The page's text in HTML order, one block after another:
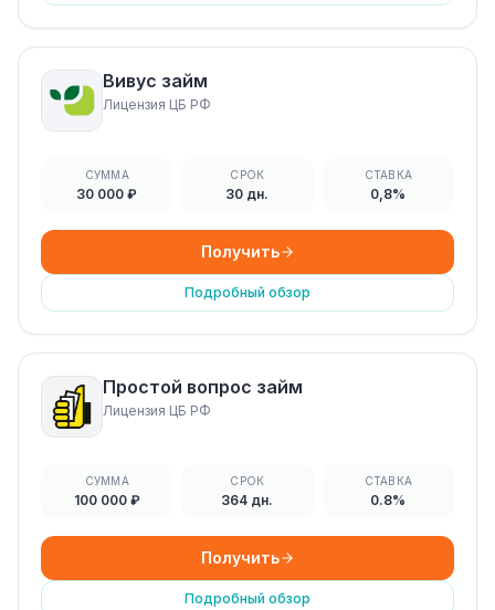
Вивус займ
Лицензия ЦБ РФ
СУММА
30 000 ₽
СРОК
30 дн.
СТАВКА
0,8%
Получить
Подробный обзор
Простой вопрос займ
Лицензия ЦБ РФ
СУММА
100 000 ₽
СРОК
364 дн.
СТАВКА
0.8%
Получить
Подробный обзор